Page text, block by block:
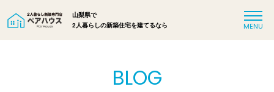
山梨県で
2人暮らしの新築住宅を建てるなら
BLOG